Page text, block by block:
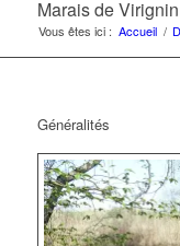
Marais de Virignin
Vous êtes ici : Accueil /
Généralités